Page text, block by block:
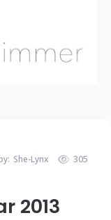
She-Lynx
305
2013